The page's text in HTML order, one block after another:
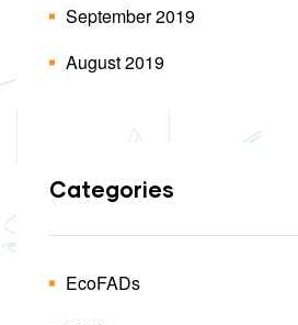
September 2019
August 2019
Categories
EcoFADs